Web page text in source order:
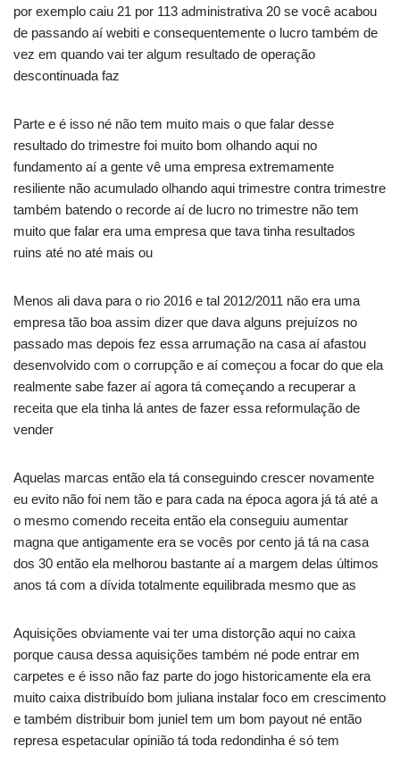
por exemplo caiu 21 por 113 administrativa 20 se você acabou
de passando aí webiti e consequentemente o lucro também de
vez em quando vai ter algum resultado de operação
descontinuada faz
Parte e é isso né não tem muito mais o que falar desse
resultado do trimestre foi muito bom olhando aqui no
fundamento aí a gente vê uma empresa extremamente
resiliente não acumulado olhando aqui trimestre contra trimestre
também batendo o recorde aí de lucro no trimestre não tem
muito que falar era uma empresa que tava tinha resultados
ruins até no até mais ou
Menos ali dava para o rio 2016 e tal 2012/2011 não era uma
empresa tão boa assim dizer que dava alguns prejuízos no
passado mas depois fez essa arrumação na casa aí afastou
desenvolvido com o corrupção e aí começou a focar do que ela
realmente sabe fazer aí agora tá começando a recuperar a
receita que ela tinha lá antes de fazer essa reformulação de
vender
Aquelas marcas então ela tá conseguindo crescer novamente
eu evito não foi nem tão e para cada na época agora já tá até a
o mesmo comendo receita então ela conseguiu aumentar
magna que antigamente era se vocês por cento já tá na casa
dos 30 então ela melhorou bastante aí a margem delas últimos
anos tá com a dívida totalmente equilibrada mesmo que as
Aquisições obviamente vai ter uma distorção aqui no caixa
porque causa dessa aquisições também né pode entrar em
carpetes e é isso não faz parte do jogo historicamente ela era
muito caixa distribuído bom juliana instalar foco em crescimento
e também distribuir bom juniel tem um bom payout né então
represa espetacular opinião tá toda redondinha é só tem